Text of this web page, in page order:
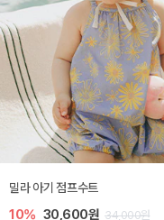
토닉 아기 민소매 티셔츠
20% 11,200원 14,000원